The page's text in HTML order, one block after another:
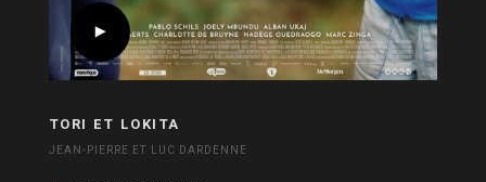
TORI ET LOKITA
JEAN-PIERRE ET LUC DARDENNE